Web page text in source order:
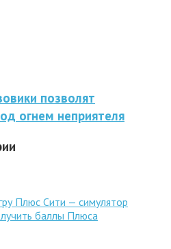
позволят
огнем неприятеля
Плюс Сити — симулятор
баллы Плюса